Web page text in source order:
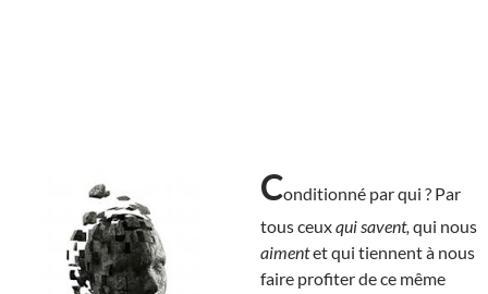
Conditionné par qui ? Par
tous ceuxqui savent, qui nous
aimentet qui tiennent à nous
faire profiter de ce même